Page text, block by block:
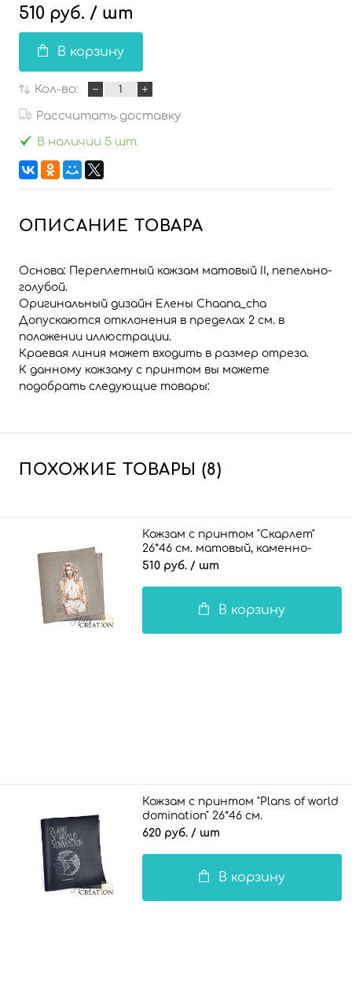
510 руб. / шт
В корзину
Кол-во:
Рассчитать доставку
В наличии 5 шт.
ОПИСАНИЕ ТОВАРА
Основа: Переплетный кожзам матовый II, пепельно-
голубой.
Оригинальный дизайн Елены Chaana_cha
Допускаются отклонения в пределах 2 см. в
положении иллюстрации.
Краевая линия может входить в размер отреза.
К данному кожзаму с принтом вы можете
подобрать следующие товары:
ПОХОЖИЕ ТОВАРЫ (8)
Кожзам с принтом "Скарлет"
26*46 см. матовый, каменно-
серый
510 руб. / шт
В корзину
Кожзам с принтом "Plans of world
domination" 26*46 см.
полуглянцевый Гая, темно-синий
620 руб. / шт
В корзину